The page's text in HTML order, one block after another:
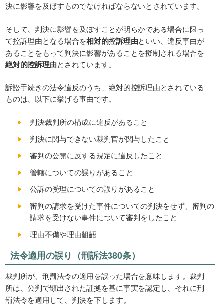
決に影響を及ぼすものでなければならないとされています。
そして、判決に影響を及ぼすことが明らかである場合に限っ
て控訴理由となる場合を相対的控訴理由といい、違反事由が
あることをもって判決に影響があることを擬制される場合を
絶対的控訴理由とされています。
訴訟手続きの法令違反のうち、絶対的控訴理由とされている
ものは、以下に挙げる事由です。
判決裁判所の構成に違反があること
判決に関与できない裁判官が関与したこと
審判の公開に反する規定に違反したこと
管轄についての誤りがあること
公訴の受理についての誤りがあること
審判の請求を受けた事件についての判決をせず、審判の
請求を受けない事件について審判をしたこと
理由不備や理由齟齬
法令適用の誤り（刑訴法380条）
裁判所が、刑罰法令の適用を誤った場合を意味します。裁判
所は、公判で顕出された証拠を基に事実を認定し、それに刑
罰法令を適用して、判決を下します。